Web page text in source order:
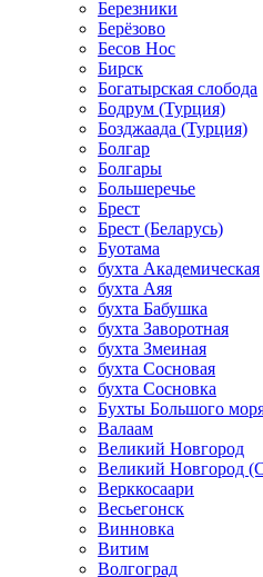
Березники
Берёзово
Бесов Нос
Бирск
Богатырская слобода
Бодрум (Турция)
Бозджаада (Турция)
Болгар
Болгары
Большеречье
Брест
Брест (Беларусь)
Буотама
бухта Академическая
бухта Аяя
бухта Бабушка
бухта Заворотная
бухта Змеиная
бухта Сосновая
бухта Сосновка
Бухты Большого
Валаам
Великий Новгород
Великий Новгород
Верккосаари
Весьегонск
Винновка
Витим
Волгоград